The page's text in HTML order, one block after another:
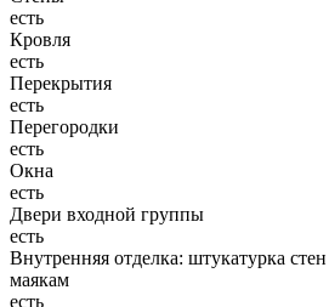
есть
Кровля
есть
Перекрытия
есть
Перегородки
есть
Окна
есть
Двери входной группы
есть
Внутренняя отделка: штукатурка
маякам
есть